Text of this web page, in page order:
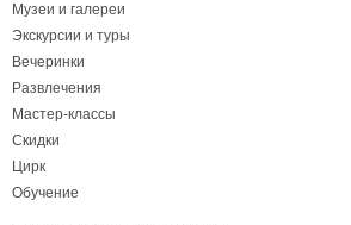
Музеи и галереи
Экскурсии и туры
Вечеринки
Развлечения
Мастер-классы
Скидки
Цирк
Обучение